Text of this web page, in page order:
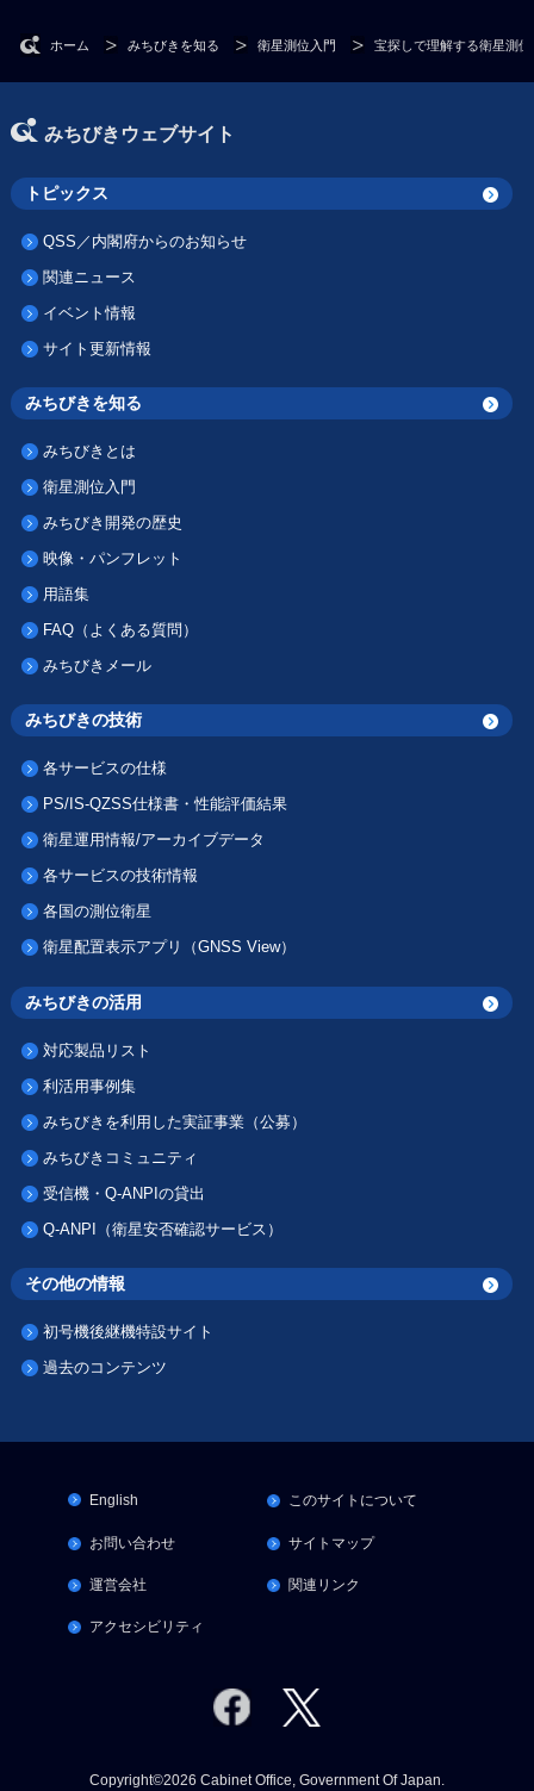
ホーム みちびきを知る 衛星測位入門 宝探しで理解する衛星測
みちびきウェブサイト
トピックス
QSS／内閣府からのお知らせ
関連ニュース
イベント情報
サイト更新情報
みちびきを知る
みちびきとは
衛星測位入門
みちびき開発の歴史
映像・パンフレット
用語集
FAQ（よくある質問）
みちびきメール
みちびきの技術
各サービスの仕様
PS/IS-QZSS仕様書・性能評価結果
衛星運用情報/アーカイブデータ
各サービスの技術情報
各国の測位衛星
衛星配置表示アプリ（GNSS View）
みちびきの活用
対応製品リスト
利活用事例集
みちびきを利用した実証事業（公募）
みちびきコミュニティ
受信機・Q-ANPIの貸出
Q-ANPI（衛星安否確認サービス）
その他の情報
初号機後継機特設サイト
過去のコンテンツ
English このサイトについて
お問い合わせ サイトマップ
運営会社 関連リンク
アクセシビリティ
Copyright©2026 Cabinet Office, Government Of Japan.